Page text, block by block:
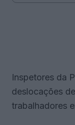
Inspetores da
deslocações de
trabalhadores